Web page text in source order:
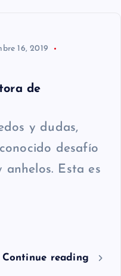
16, 2019
de
y dudas,
desafío
Esta es
Continue reading